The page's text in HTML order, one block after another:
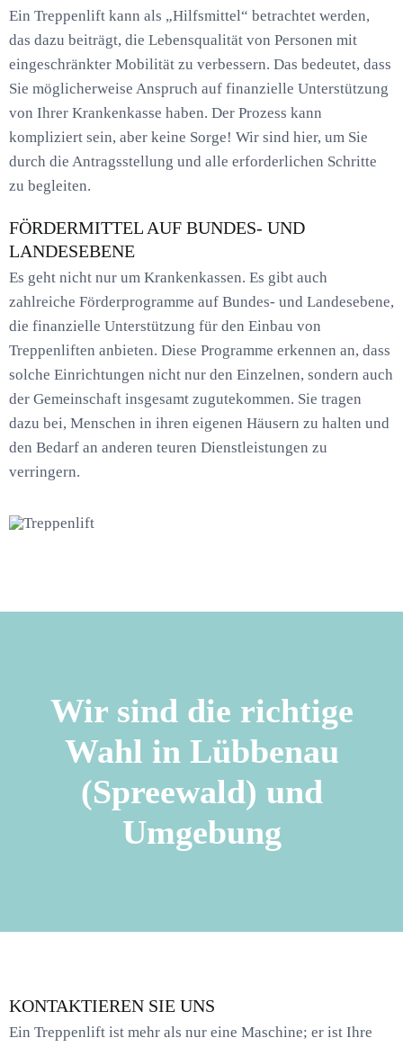
Ein Treppenlift kann als „Hilfsmittel“ betrachtet werden,
das dazu beiträgt, die Lebensqualität von Personen mit
eingeschränkter Mobilität zu verbessern. Das bedeutet, dass
Sie möglicherweise Anspruch auf finanzielle Unterstützung
von Ihrer Krankenkasse haben. Der Prozess kann
kompliziert sein, aber keine Sorge! Wir sind hier, um Sie
durch die Antragsstellung und alle erforderlichen Schritte
zu begleiten.
FÖRDERMITTEL AUF BUNDES- UND
LANDESEBENE
Es geht nicht nur um Krankenkassen. Es gibt auch
zahlreiche Förderprogramme auf Bundes- und Landesebene,
die finanzielle Unterstützung für den Einbau von
Treppenliften anbieten. Diese Programme erkennen an, dass
solche Einrichtungen nicht nur den Einzelnen, sondern auch
der Gemeinschaft insgesamt zugutekommen. Sie tragen
dazu bei, Menschen in ihren eigenen Häusern zu halten und
den Bedarf an anderen teuren Dienstleistungen zu
verringern.
Wir sind die richtige
Wahl in Lübbenau
(Spreewald) und
Umgebung
KONTAKTIEREN SIE UNS
Ein Treppenlift ist mehr als nur eine Maschine; er ist Ihre